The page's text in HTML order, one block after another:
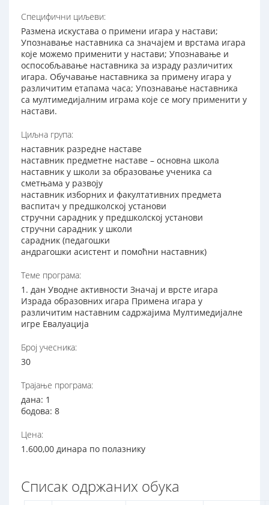
Специфични циљеви:
Размена искустава о примени игара у настави;
Упознавање наставника са значајем и врстама игара
које можемо применити у настави; Упознавање и
оспособљавање наставника за израду различитих
игара. Обучавање наставника за примену игара у
различитим етапама часа; Упознавање наставника
са мултимедијалним играма које се могу применити у
настави.
Циљна група:
наставник разредне наставе
наставник предметне наставе – основна школа
наставник у школи за образовање ученика са
сметњама у развоју
наставник изборних и факултативних предмета
васпитач у предшколској установи
стручни сарадник у предшколској установи
стручни сарадник у школи
сарадник (педагошки
андрагошки асистент и помоћни наставник)
Теме програма:
1. дан Уводне активности Значај и врсте игара
Израда образовних игара Примена игара у
различитим наставним садржајима Мултимедијалне
игре Евалуација
Број учесника:
30
Трајање програма:
дана: 1
бодова: 8
Цена:
1.600,00 динара по полазнику
Списак одржаних обука